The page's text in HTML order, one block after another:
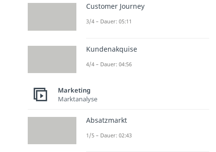
Customer Journey
3/4 – Dauer: 05:11
Kundenakquise
4/4 – Dauer: 04:56
Marketing
Marktanalyse
Absatzmarkt
1/5 – Dauer: 02:43